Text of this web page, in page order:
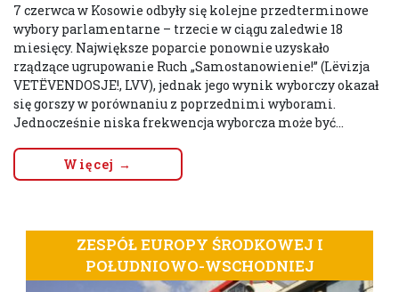
7 czerwca w Kosowie odbyły się kolejne przedterminowe
wybory parlamentarne – trzecie w ciągu zaledwie 18
miesięcy. Największe poparcie ponownie uzyskało
rządzące ugrupowanie Ruch „Samostanowienie!” (Lëvizja
VETËVENDOSJE!, LVV), jednak jego wynik wyborczy okazał
się gorszy w porównaniu z poprzednimi wyborami.
Jednocześnie niska frekwencja wyborcza może być...
Więcej →
ZESPÓŁ EUROPY ŚRODKOWEJ I
POŁUDNIOWO-WSCHODNIEJ